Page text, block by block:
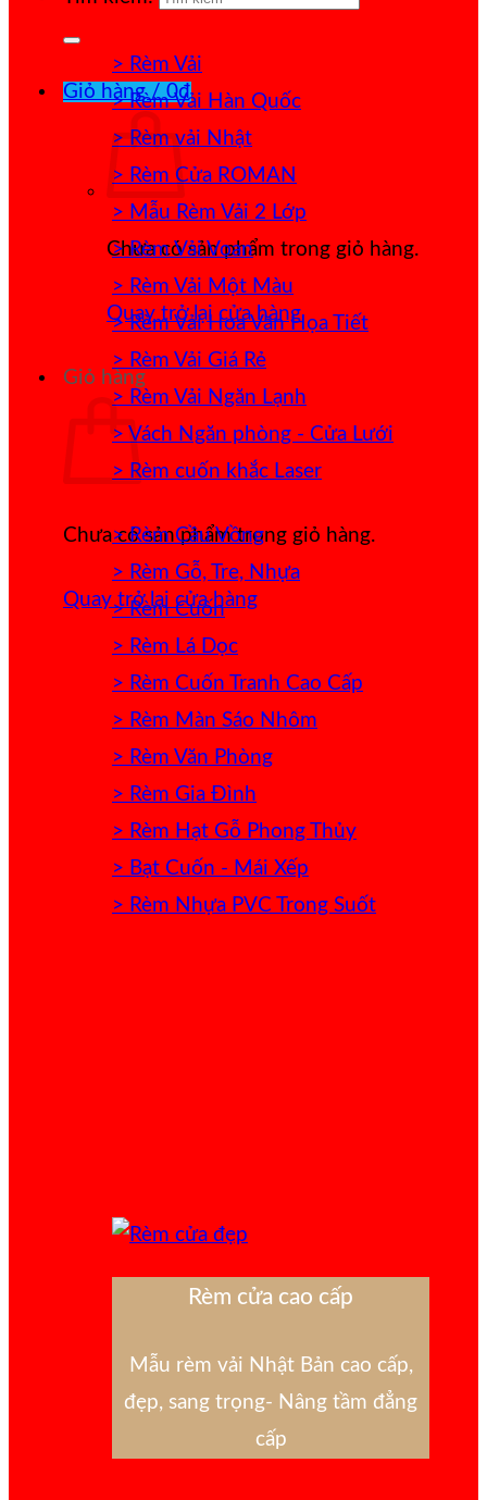
Giỏ hàng /0₫
Chưa có sản phẩm trong giỏ hàng.
Quay trở lại cửa hàng
Giỏ hàng
Chưa có sản phẩm trong giỏ hàng.
Quay trở lại cửa hàng
> Rèm Vải
> Rèm Vải Hàn Quốc
> Rèm vải Nhật
> Rèm Cửa ROMAN
> Mẫu Rèm Vải 2 Lớp
> Rèm Vải Voan
> Rèm Vải Một Màu
> Rèm Vải Hoa Văn Họa Tiết
> Rèm Vải Giá Rẻ
> Rèm Vải Ngăn Lạnh
> Vách Ngăn phòng - Cửa Lưới
> Rèm cuốn khắc Laser
> Rèm Cầu Vồng
> Rèm Gỗ, Tre, Nhựa
> Rèm Cuốn
> Rèm Lá Dọc
> Rèm Cuốn Tranh Cao Cấp
> Rèm Màn Sáo Nhôm
> Rèm Văn Phòng
> Rèm Gia Đình
> Rèm Hạt Gỗ Phong Thủy
> Bạt Cuốn - Mái Xếp
> Rèm Nhựa PVC Trong Suốt
Rèm cửa cao cấp
Mẫu rèm vải Nhật Bản cao cấp,
đẹp, sang trọng- Nâng tầm đẳng
cấp